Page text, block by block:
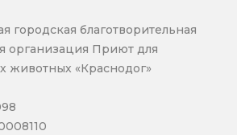
городская благотворительная
организация Приют для
животных «Краснодог»